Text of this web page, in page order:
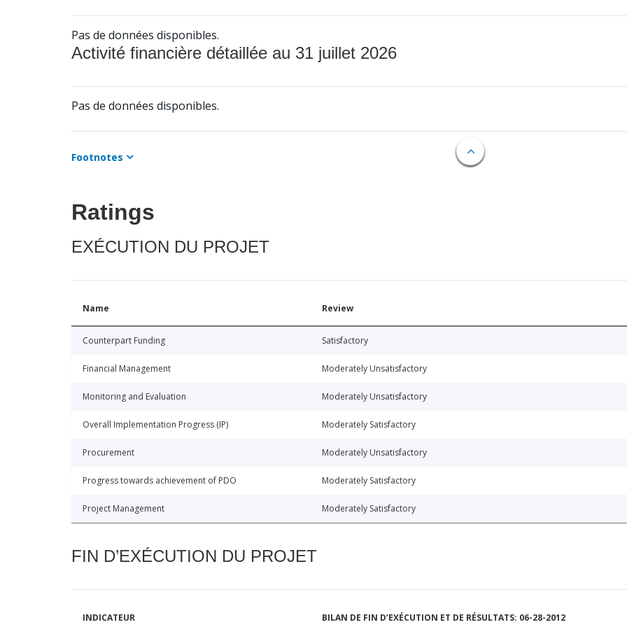
Pas de données disponibles.
Activité financière détaillée au 31 juillet 2026
Pas de données disponibles.
Footnotes
Ratings
EXÉCUTION DU PROJET
Name Review
Counterpart Funding Satisfactory
Financial Management Moderately Unsatisfactory
Monitoring and Evaluation Moderately Unsatisfactory
Overall Implementation Progress (IP) Moderately Satisfactory
Procurement Moderately Unsatisfactory
Progress towards achievement of PDO Moderately Satisfactory
Project Management Moderately Satisfactory
FIN D’EXÉCUTION DU PROJET
INDICATEUR BILAN DE FIN D’EXÉCUTION ET DE RÉSULTATS: 06-28-2012